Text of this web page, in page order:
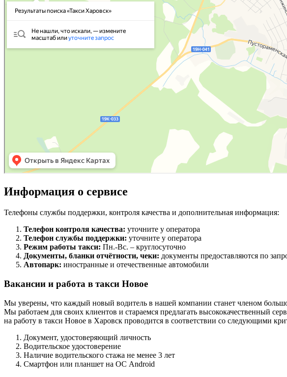
Информация о сервисе
Телефоны службы поддержки, контроля качества и дополнительная информация:
Телефон контроля качества: уточните у оператора
Телефон службы поддержки: уточните у оператора
Режим работы такси: Пн.-Вс. – круглосуточно
Документы, бланки отчётности, чеки: документы предоставляются по
Автопарк: иностранные и отечественные автомобили
Вакансии и работа в такси Новое
Мы уверены, что каждый новый водитель в нашей компании станет членом
Мы работаем для своих клиентов и стараемся предлагать высококачественный
на работу в такси Новое в Харовск проводится в соответствии со следующими
Документ, удостоверяющий личность
Водительское удостоверение
Наличие водительского стажа не менее 3 лет
Смартфон или планшет на ОС Android